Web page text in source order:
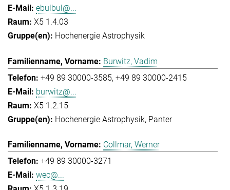
ebulbul@...
X5 1.4.03
Hochenergie Astrophysik
Burwitz, Vadim
+49 89 30000-3585 +49 89 30000-2415
burwitz@...
X5 1.2.15
Hochenergie Astrophysik Panter
Collmar, Werner
+49 89 30000-3271
wec@...